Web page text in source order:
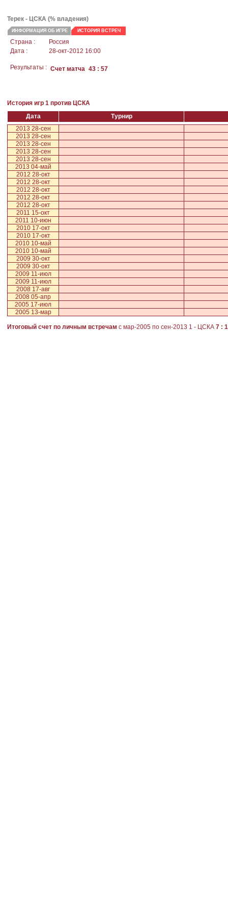
Терек - ЦСКА (% владения)
ИНФОРМАЦИЯ ОБ ИГРЕ ИСТОРИЯ ВСТРЕЧ
Страна :
Россия
Дата :
28-окт-2012 16:00
Результаты : Счет матча 43 : 57
История игр 1 против ЦСКА
Дата
Турнир
2013 28-сен
2013 28-сен
2013 28-сен
2013 28-сен
2013 28-сен
2013 04-май
2012 28-окт
2012 28-окт
2012 28-окт
2012 28-окт
2012 28-окт
2011 15-окт
2011 10-июн
2010 17-окт
2010 17-окт
2010 10-май
2010 10-май
2009 30-окт
2009 30-окт
2009 11-июл
2009 11-июл
2008 17-авг
2008 05-апр
2005 17-июл
2005 13-мар
Итоговый счет по личным встречам с мар-2005 по сен-2013 1 - ЦСКА 7 :